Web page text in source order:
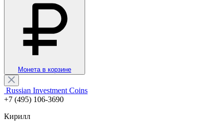
Монета в корзине
Russian Investment Coins
+7 (495) 106-3690
Кирилл